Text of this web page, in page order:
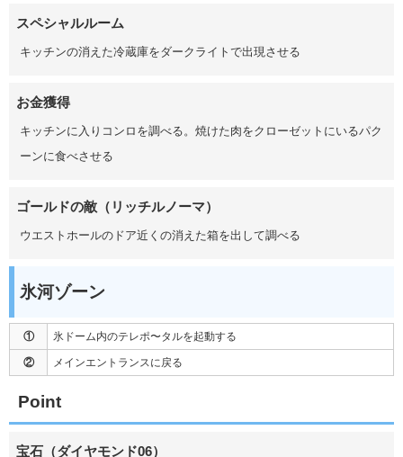
スペシャルルーム
キッチンの消えた冷蔵庫をダークライトで出現させる
お金獲得
キッチンに入りコンロを調べる。焼けた肉をクローゼットにいるパク
ーンに食べさせる
ゴールドの敵（リッチルノーマ）
ウエストホールのドア近くの消えた箱を出して調べる
氷河ゾーン
① 氷ドーム内のテレポ〜タルを起動する
② メインエントランスに戻る
Point
宝石（ダイヤモンド06）